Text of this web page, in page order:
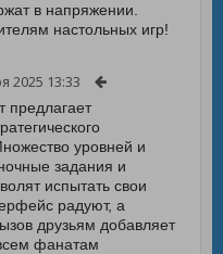
в напряжении.
настольных игр!
2025 13:33
предлагает
уровней и
задания и
испытать свои
радуют, а
друзьям добавляет
фанатам